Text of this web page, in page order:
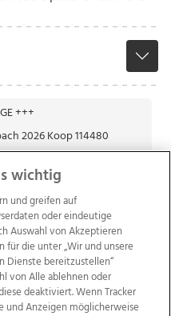
+++
wichtig
und greifen auf
oder eindeutige
Auswahl von Akzeptieren
für die unter „Wir und unsere
Dienste bereitzustellen“
von Alle ablehnen oder
deaktiviert. Wenn Tracker
und Anzeigen möglicherweise